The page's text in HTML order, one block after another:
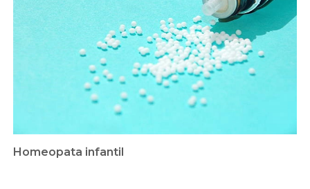
Homeopata infantil